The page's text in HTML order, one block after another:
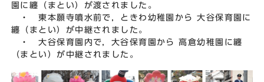
園に纏（まとい）が渡されました。
・ 東本願寺噴水前で，ときわ幼稚園から 大谷保育園に
纏（まとい）が中継されました。
・ 大谷保育園内で，大谷保育園から 高倉幼稚園に纏
（まとい）が中継されました。